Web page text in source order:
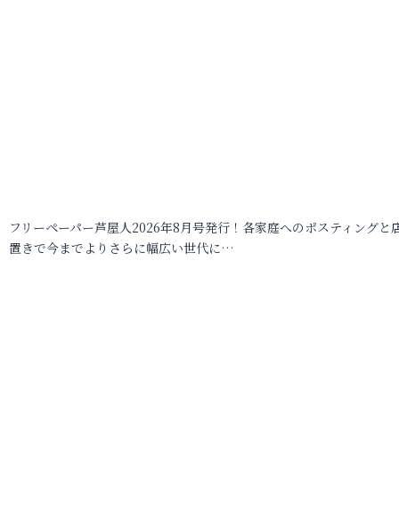
フリーペーパー芦屋人2026年8月号発行！各家庭へのポスティングと
置きで今までよりさらに幅広い世代に…